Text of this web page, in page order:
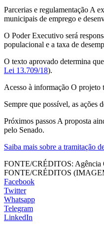
Parcerias e regulamentação A
municipais de emprego e
O Poder Executivo será
populacional e a taxa de
O texto aprovado determina
Lei 13.709/18).
Acesso à informação O projeto
Sempre que possível, as ações
Próximos passos A proposta
pelo Senado.
Saiba mais sobre a tramitação
FONTE/CRÉDITOS: Agência
FONTE/CRÉDITOS
Facebook
Twitter
Whatsapp
Telegram
LinkedIn